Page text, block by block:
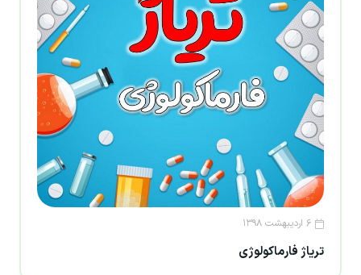
۶ اردیبهشت ۱۳۹۸
تریاژ فارماکولوژی